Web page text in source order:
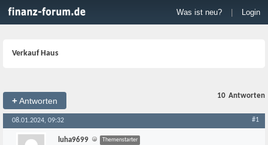
Was ist neu? Login
Verkauf Haus
+Antworten
10 Antworten
08.01.2024, 09:32 #1
luha9699 Themenstarter